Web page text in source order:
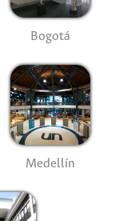
Bogotá
Medellín